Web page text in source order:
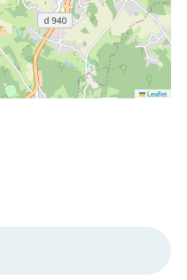
Leaflet